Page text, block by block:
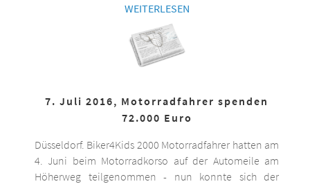
WEITERLESEN
7. Juli 2016, Motorradfahrer spenden
72.000 Euro
Düsseldorf. Biker4Kids 2000 Motorradfahrer hatten am
4. Juni beim Motorradkorso auf der Automeile am
Höherweg teilgenommen - nun konnte sich der